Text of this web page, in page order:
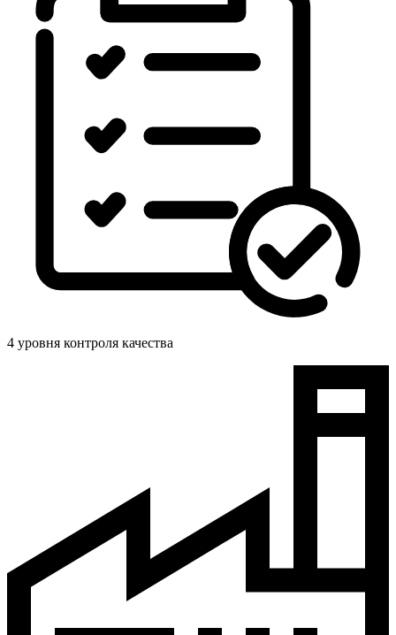
4 уровня контроля качества